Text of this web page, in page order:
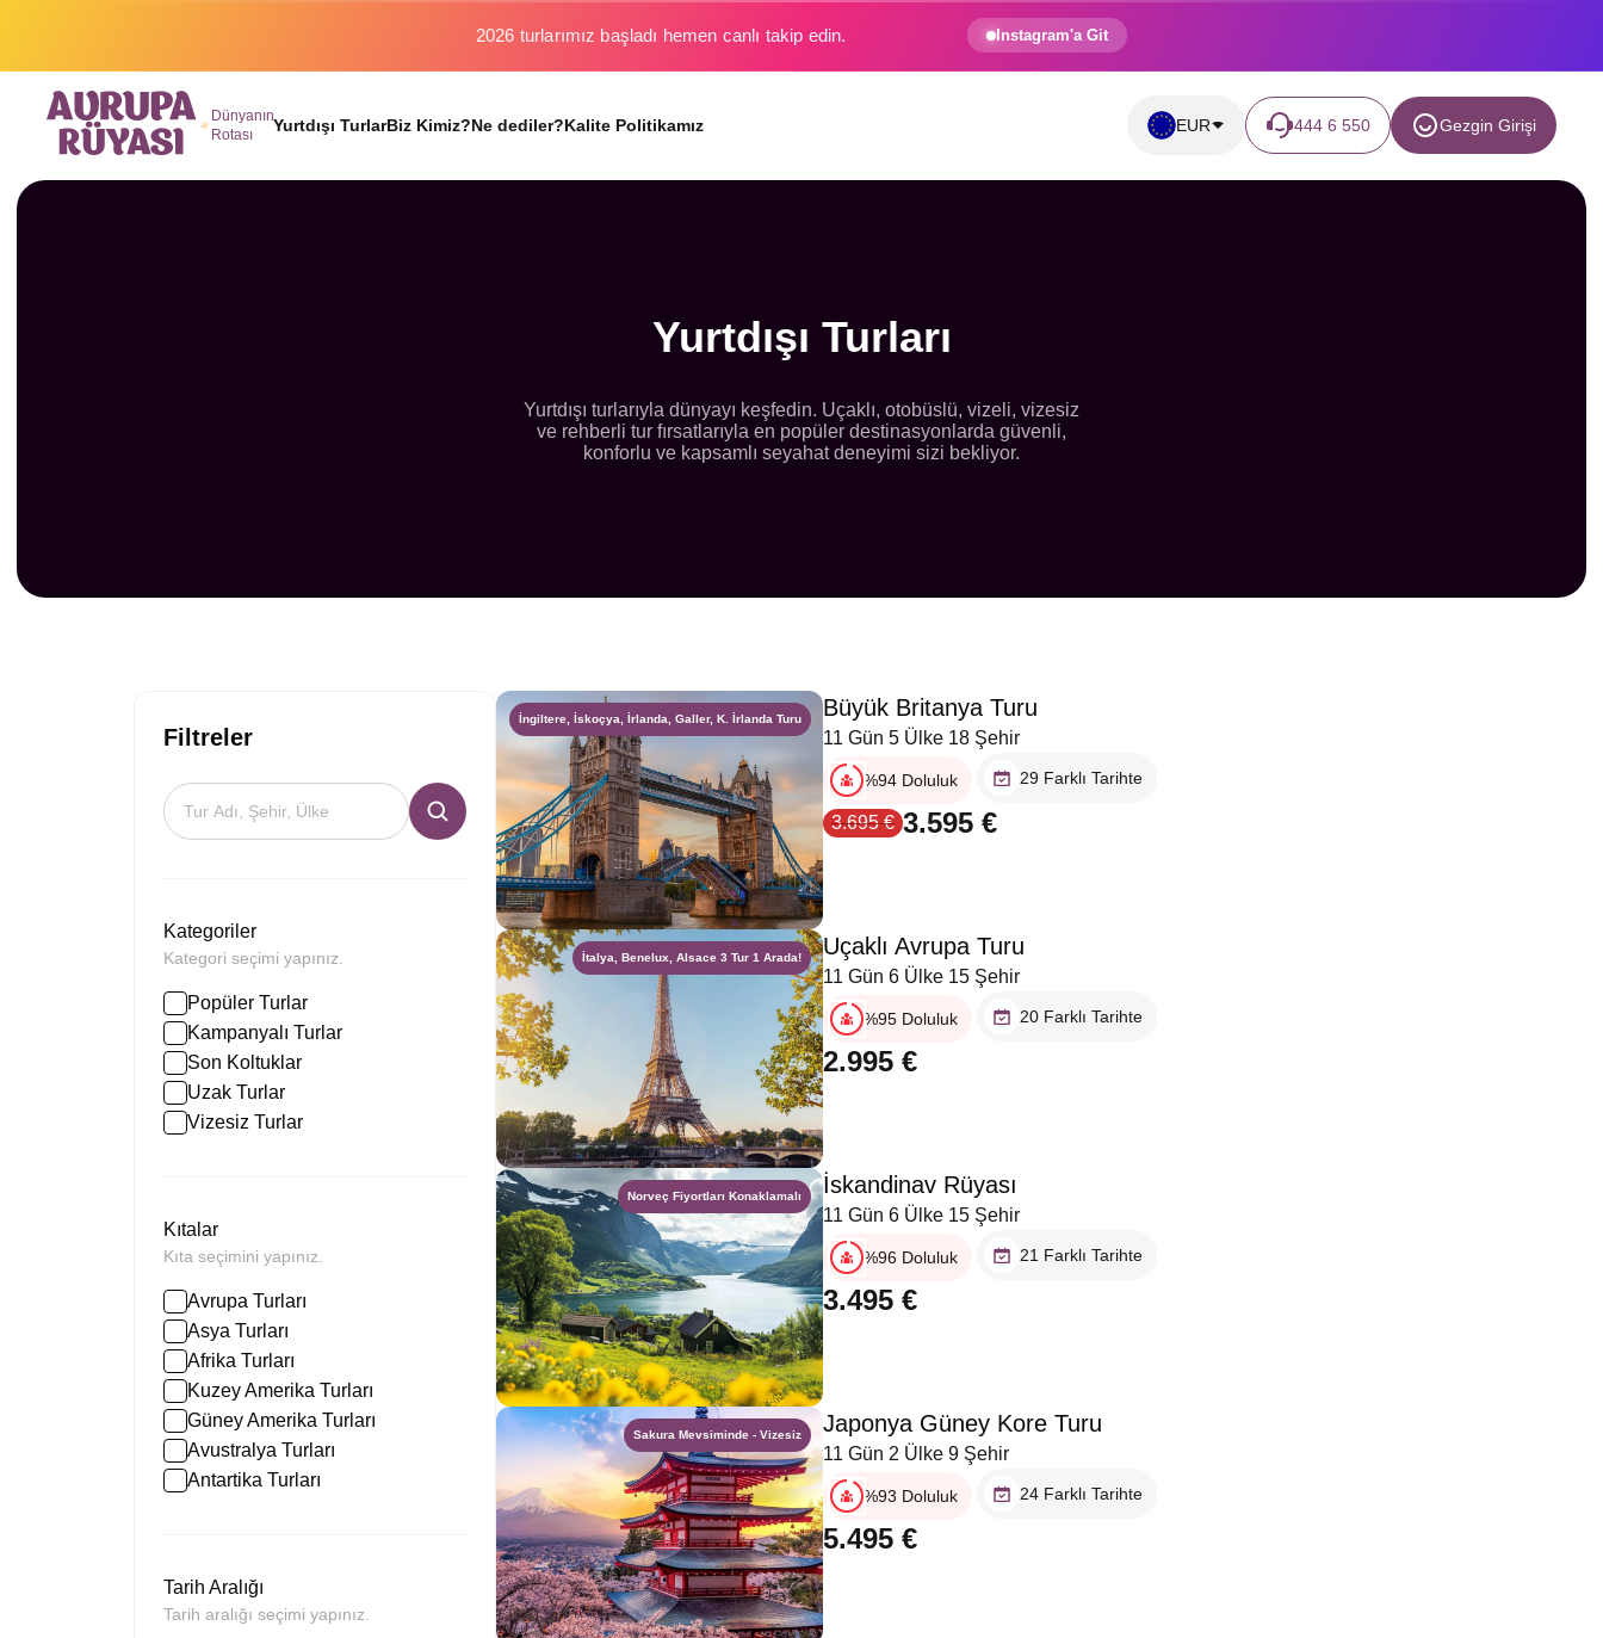
Binlerce gezginin hayali gerçek oluyor. Instagram'a Git
Dünyanın
Rotası
Yurtdışı TurlarBiz Kimiz?Ne dediler?Kalite Politikamız EUR 444 6 550 Gezgin Girişi
Yurtdışı Turları
Yurtdışı turlarıyla dünyayı keşfedin. Uçaklı, otobüslü, vizeli, vizesiz
ve rehberli tur fırsatlarıyla en popüler destinasyonlarda güvenli,
konforlu ve kapsamlı seyahat deneyimi sizi bekliyor.
Filtreler
Kategoriler
Kategori seçimi yapınız.
Popüler Turlar
Kampanyalı Turlar
Son Koltuklar
Uzak Turlar
Vizesiz Turlar
Kıtalar
Kıta seçimini yapınız.
Avrupa Turları
Asya Turları
Afrika Turları
Kuzey Amerika Turları
Güney Amerika Turları
Avustralya Turları
Antartika Turları
Tarih Aralığı
Tarih aralığı seçimi yapınız.
İngiltere, İskoçya, İrlanda, Galler, K. İrlanda Turu Büyük Britanya Turu
11 Gün 5 Ülke 18 Şehir
%94 Doluluk 29 Farklı Tarihte
3.695 € 3.595 €
İtalya, Benelux, Alsace 3 Tur 1 Arada! Uçaklı Avrupa Turu
11 Gün 6 Ülke 15 Şehir
%95 Doluluk 20 Farklı Tarihte
2.995 €
Norveç Fiyortları Konaklamalı İskandinav Rüyası
11 Gün 6 Ülke 15 Şehir
%96 Doluluk 21 Farklı Tarihte
3.495 €
Sakura Mevsiminde - Vizesiz Japonya Güney Kore Turu
11 Gün 2 Ülke 9 Şehir
%93 Doluluk 24 Farklı Tarihte
5.495 €